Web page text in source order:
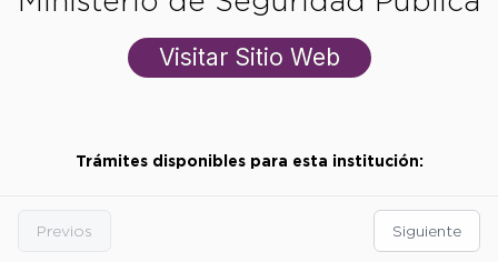
Visitar Sitio Web
Trámites disponibles para esta institución:
Previos Siguiente